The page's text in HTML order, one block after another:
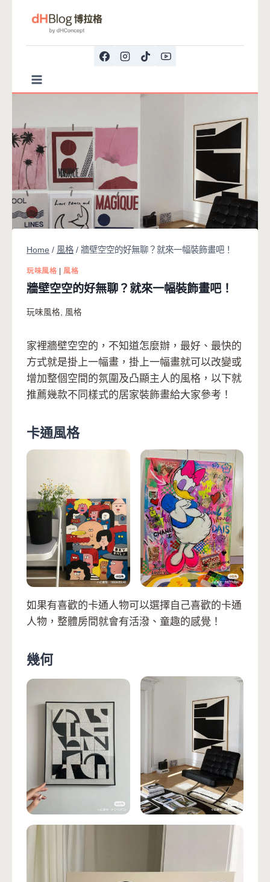
Home / 風格 / 牆壁空空的好無聊？就來一幅裝飾畫吧！
玩味風格 |風格
牆壁空空的好無聊？就來一幅裝飾畫吧！
玩味風格 風格
家裡牆壁空空的，不知道怎麼辦，最好、最快的
方式就是掛上一幅畫，掛上一幅畫就可以改變或
增加整個空間的氛圍及凸顯主人的風格，以下就
推薦幾款不同樣式的居家裝飾畫給大家參考！
卡通風格
如果有喜歡的卡通人物可以選擇自己喜歡的卡通
人物，整體房間就會有活潑、童趣的感覺！
幾何